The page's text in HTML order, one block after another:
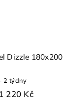
Dizzle 180x200
2 týdny
220 Kč